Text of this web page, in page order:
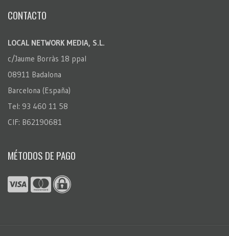
CONTACTO
LOCAL NETWORK MEDIA, S.L.
c/Jaume Borràs 18 ppal
08911 Badalona
Barcelona (España)
Tel: 93 460 11 58
CIF: B62190681
MÉTODOS DE PAGO